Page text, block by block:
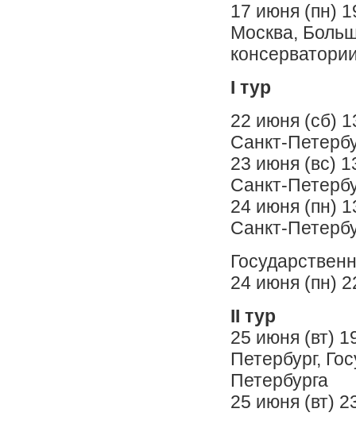
17 июня (пн)
Москва,
I тур
22 июня (сб)
Санкт-
23 июня (вс)
Санкт-
24 июня (пн)
Санкт-
24 июня (пн)
II тур
25 июня (вт)
Петербург,
Петербурга
25 июня (вт)